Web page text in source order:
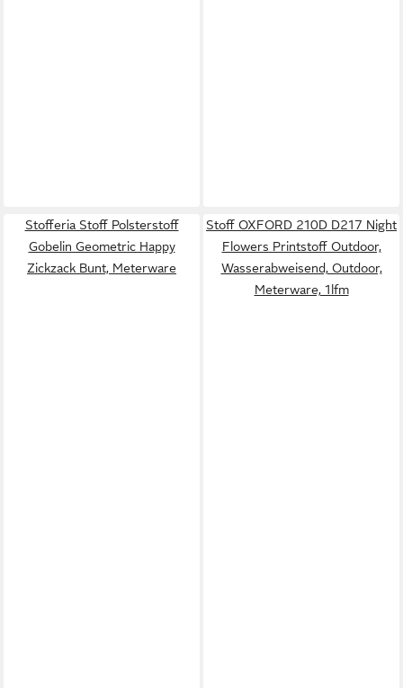
Stofferia Stoff Polsterstoff
Gobelin Geometric Happy
Zickzack Bunt, Meterware
Stoff OXFORD 210D D217 Night
Flowers Printstoff Outdoor,
Wasserabweisend, Outdoor,
Meterware, 1lfm